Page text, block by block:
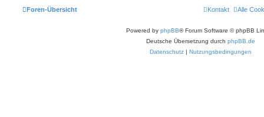
Foren-Übersicht Alle
Kontakt
Powered by phpBB® Forum Software © phpBB
Deutsche Übersetzung durch phpBB.de
Datenschutz | Nutzungsbedingungen